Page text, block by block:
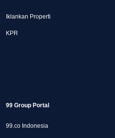
Iklankan Properti
KPR
99 Group Portal
99.co Indonesia